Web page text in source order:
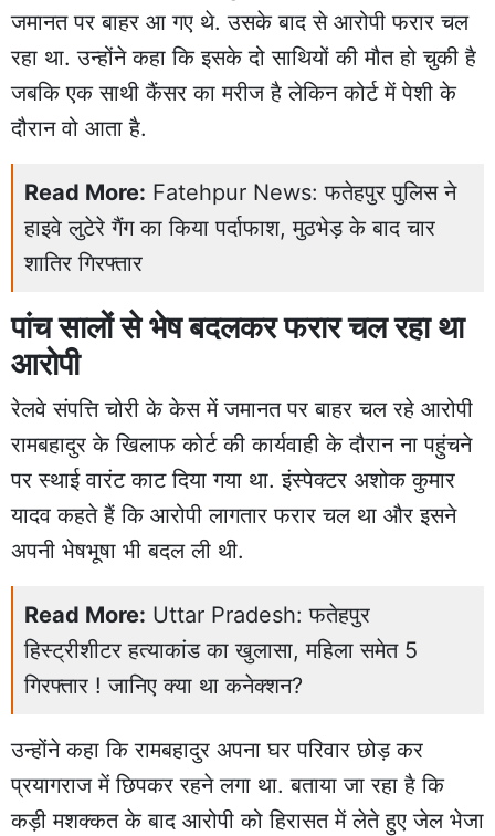
जमानत पर बाहर आ गए थे. उसके बाद से आरोपी फरार चल
रहा था. उन्होंने कहा कि इसके दो साथियों की मौत हो चुकी है
जबकि एक साथी कैंसर का मरीज है लेकिन कोर्ट में पेशी के
दौरान वो आता है.
Read More: Fatehpur News: फतेहपुर पुलिस ने
हाइवे लुटेरे गैंग का किया पर्दाफाश, मुठभेड़ के बाद चार
शातिर गिरफ्तार
पांच सालों से भेष बदलकर फरार चल रहा था
आरोपी
रेलवे संपत्ति चोरी के केस में जमानत पर बाहर चल रहे आरोपी
रामबहादुर के खिलाफ कोर्ट की कार्यवाही के दौरान ना पहुंचने
पर स्थाई वारंट काट दिया गया था. इंस्पेक्टर अशोक कुमार
यादव कहते हैं कि आरोपी लागतार फरार चल था और इसने
अपनी भेषभूषा भी बदल ली थी.
Read More: Uttar Pradesh: फतेहपुर
हिस्ट्रीशीटर हत्याकांड का खुलासा, महिला समेत 5
गिरफ्तार ! जानिए क्या था कनेक्शन?
उन्होंने कहा कि रामबहादुर अपना घर परिवार छोड़ कर
प्रयागराज में छिपकर रहने लगा था. बताया जा रहा है कि
कड़ी मशक्कत के बाद आरोपी को हिरासत में लेते हुए जेल भेजा